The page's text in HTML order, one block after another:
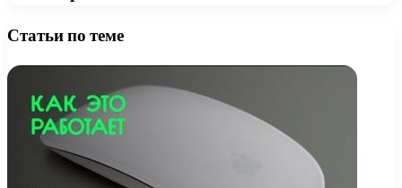
Статьи по теме